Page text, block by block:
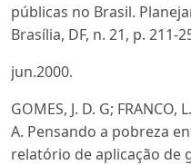
públicas no Brasil.
Brasília, DF, n. 21, p. 211-
jun.2000.
GOMES, J. D. G; FRANCO,
A. Pensando a pobreza
relatório de aplicação de